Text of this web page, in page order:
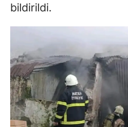
bildirildi.